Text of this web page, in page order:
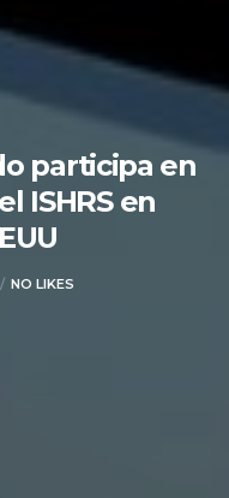
participa en
ISHRS en
NO LIKES